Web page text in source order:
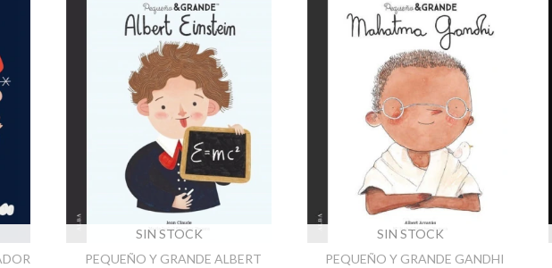
SIN STOCK
PEQUEÑO Y GRANDE ALBERT
SIN STOCK
PEQUEÑO Y GRANDE GANDHI